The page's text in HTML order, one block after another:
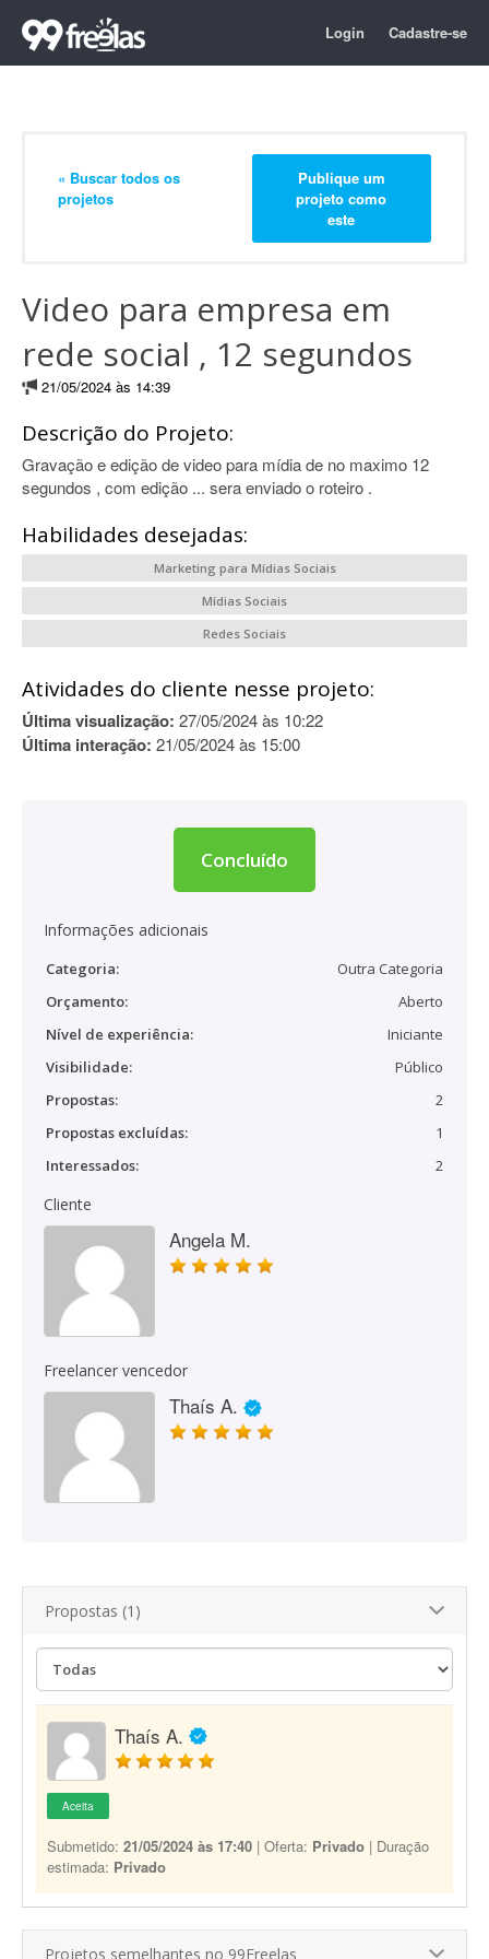
Login Cadastre-se
« Buscar todos os
projetos
Publique um
projeto como
este
Video para empresa em
rede social , 12 segundos
21/05/2024 às 14:39
Descrição do Projeto:
Gravação e edição de video para mídia de no maximo 12
segundos , com edição ... sera enviado o roteiro .
Habilidades desejadas:
Marketing para Mídias Sociais
Mídias Sociais
Redes Sociais
Atividades do cliente nesse projeto:
Última visualização: 27/05/2024 às 10:22
Última interação: 21/05/2024 às 15:00
Concluído
Informações adicionais
Categoria:
Outra Categoria
Orçamento:
Aberto
Nível de experiência:
Iniciante
Visibilidade:
Público
Propostas:
2
Propostas excluídas:
1
Interessados:
2
Cliente
Angela M.
Freelancer vencedor
Thaís A.
Propostas (1)
Thaís A.
Aceita
Submetido: 21/05/2024 às 17:40 | Oferta: Privado | Duração
estimada: Privado
Projetos semelhantes no 99Freelas